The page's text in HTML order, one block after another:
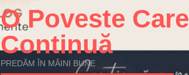
O Poveste Care
Continuă
PREDĂM ÎN MÂINI BUNE